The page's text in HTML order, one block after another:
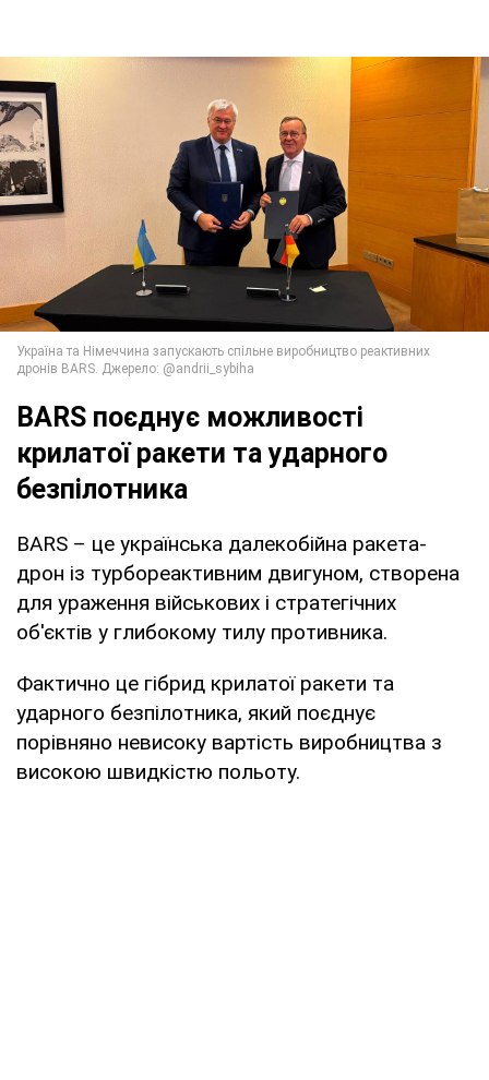
BARS поєднує можливості
крилатої ракети та ударного
безпілотника
BARS – це українська далекобійна ракета-
дрон із турбореактивним двигуном, створена
для ураження військових і стратегічних
об'єктів у глибокому тилу противника.
Фактично це гібрид крилатої ракети та
ударного безпілотника, який поєднує
порівняно невисоку вартість виробництва з
високою швидкістю польоту.